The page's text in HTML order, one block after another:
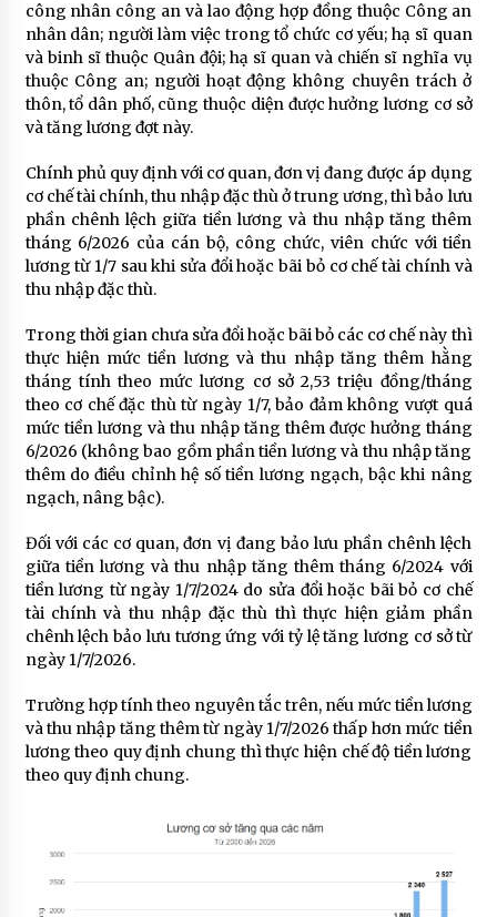
công nhân công an và lao động hợp đồng thuộc Công an
nhân dân; người làm việc trong tổ chức cơ yếu; hạ sĩ quan
và binh sĩ thuộc Quân đội; hạ sĩ quan và chiến sĩ nghĩa vụ
thuộc Công an; người hoạt động không chuyên trách ở
thôn, tổ dân phố, cũng thuộc diện được hưởng lương cơ sở
và tăng lương đợt này.
Chính phủ quy định với cơ quan, đơn vị đang được áp dụng
cơ chế tài chính, thu nhập đặc thù ở trung ương, thì bảo lưu
phần chênh lệch giữa tiền lương và thu nhập tăng thêm
tháng 6/2026 của cán bộ, công chức, viên chức với tiền
lương từ 1/7 sau khi sửa đổi hoặc bãi bỏ cơ chế tài chính và
thu nhập đặc thù.
Trong thời gian chưa sửa đổi hoặc bãi bỏ các cơ chế này thì
thực hiện mức tiền lương và thu nhập tăng thêm hằng
tháng tính theo mức lương cơ sở 2,53 triệu đồng/tháng
theo cơ chế đặc thù từ ngày 1/7, bảo đảm không vượt quá
mức tiền lương và thu nhập tăng thêm được hưởng tháng
6/2026 (không bao gồm phần tiền lương và thu nhập tăng
thêm do điều chỉnh hệ số tiền lương ngạch, bậc khi nâng
ngạch, nâng bậc).
Đối với các cơ quan, đơn vị đang bảo lưu phần chênh lệch
giữa tiền lương và thu nhập tăng thêm tháng 6/2024 với
tiền lương từ ngày 1/7/2024 do sửa đổi hoặc bãi bỏ cơ chế
tài chính và thu nhập đặc thù thì thực hiện giảm phần
chênh lệch bảo lưu tương ứng với tỷ lệ tăng lương cơ sở từ
ngày 1/7/2026.
Trường hợp tính theo nguyên tắc trên, nếu mức tiền lương
và thu nhập tăng thêm từ ngày 1/7/2026 thấp hơn mức tiền
lương theo quy định chung thì thực hiện chế độ tiền lương
theo quy định chung.